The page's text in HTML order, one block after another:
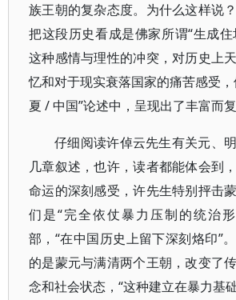
族王朝的复杂态度。为什么这样说
把这段历史看成是佛家所谓“生成住
这种感情与理性的冲突，对历史上
忆和对于现实衰落国家的痛苦感受
夏 / 中国”论述中，呈现出了丰富而复
仔细阅读许倬云先生有关元、
几章叙述，也许，读者都能体会到
命运的深刻感受，许先生特别抨击
们是“完全依仗暴力压制的统治
部，“在中国历史上留下深刻烙印”
的是蒙元与满清两个王朝，改变了
念和社会状态，“这种建立在暴力基